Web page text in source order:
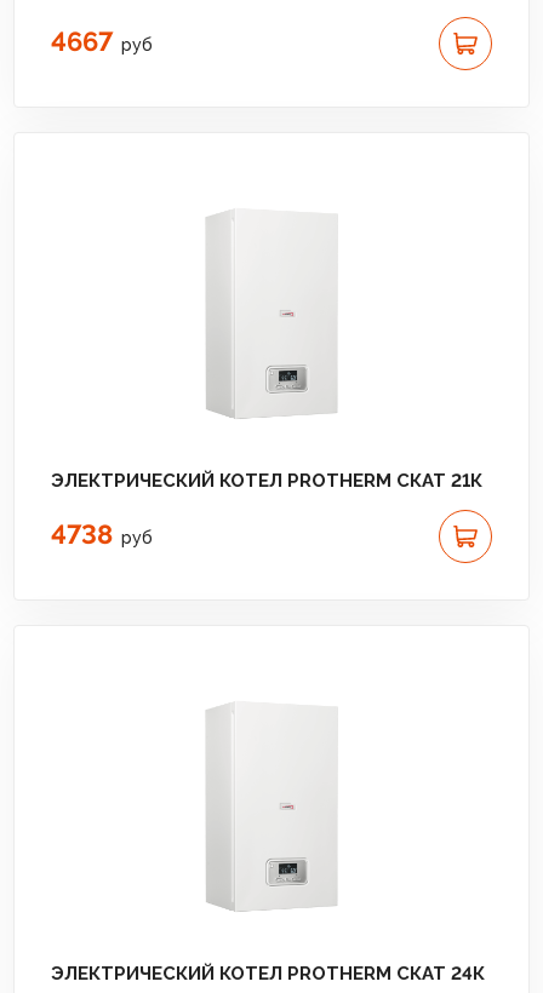
4667 руб
ЭЛЕКТРИЧЕСКИЙ КОТЕЛ PROTHERM СКАТ 21К
4738 руб
ЭЛЕКТРИЧЕСКИЙ КОТЕЛ PROTHERM СКАТ 24К